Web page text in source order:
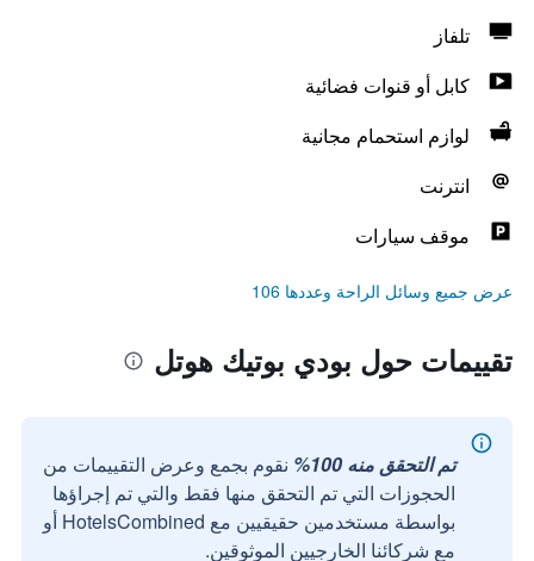
تلفاز
كابل أو قنوات فضائية
لوازم استحمام مجانية
انترنت
موقف سيارات
عرض جميع وسائل الراحة وعددها 106
تقييمات حول بودي بوتيك هوتل
تم التحقق منه 100%
نقوم بجمع وعرض التقييمات من
الحجوزات التي تم التحقق منها فقط والتي تم إجراؤها
بواسطة مستخدمين حقيقيين مع HotelsCombined أو
مع شركائنا الخارجيين الموثوقين.